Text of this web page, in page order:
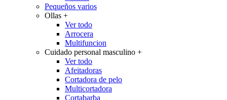
Pequeños varios
Ollas +
Ver todo
Arrocera
Multifuncion
Cuidado personal masculino +
Ver todo
Afeitadoras
Cortadora de pelo
Multicortadora
Cortabarba